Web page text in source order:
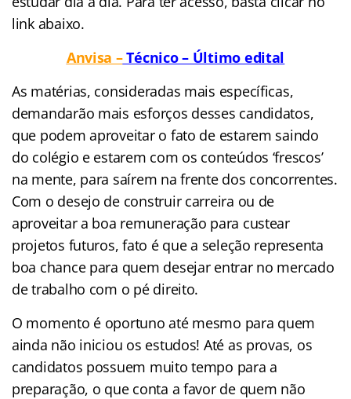
link abaixo.
Anvisa –Técnico – Último edital
As matérias, consideradas mais específicas,
demandarão mais esforços desses candidatos,
que podem aproveitar o fato de estarem saindo
do colégio e estarem com os conteúdos ‘frescos’
na mente, para saírem na frente dos concorrentes.
Com o desejo de construir carreira ou de
aproveitar a boa remuneração para custear
projetos futuros, fato é que a seleção representa
boa chance para quem desejar entrar no mercado
de trabalho com o pé direito.
O momento é oportuno até mesmo para quem
ainda não iniciou os estudos! Até as provas, os
candidatos possuem muito tempo para a
preparação, o que conta a favor de quem não